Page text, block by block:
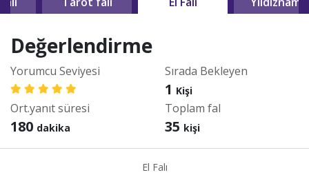
Değerlendirme
Yorumcu Seviyesi Sırada Bekleyen
1 Kişi
Ort.yanıt süresi
180 dakika
Toplam fal
35 kişi
El Falı